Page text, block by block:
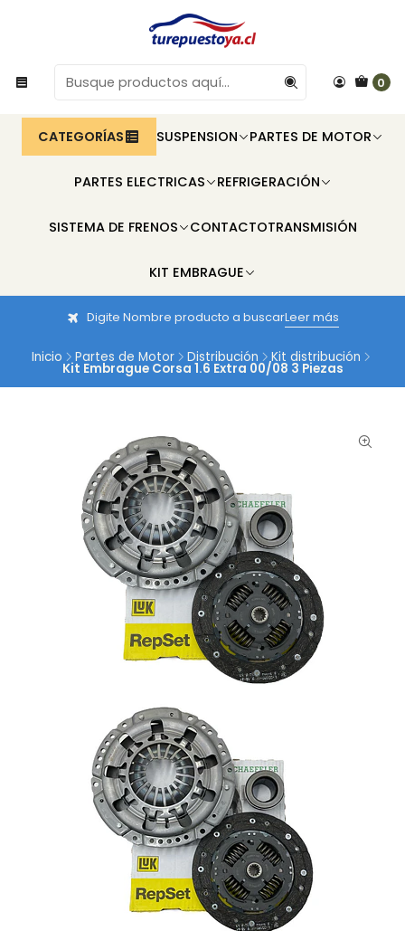
0
CATEGORÍAS SUSPENSION PARTES DE MOTOR
PARTES ELECTRICAS REFRIGERACIÓN
SISTEMA DE FRENOS CONTACTOTRANSMISIÓN
KIT EMBRAGUE
Digite Nombre producto a buscarLeer más
Inicio Partes de Motor Distribución Kit distribución
Kit Embrague Corsa 1.6 Extra 00/08 3 Piezas